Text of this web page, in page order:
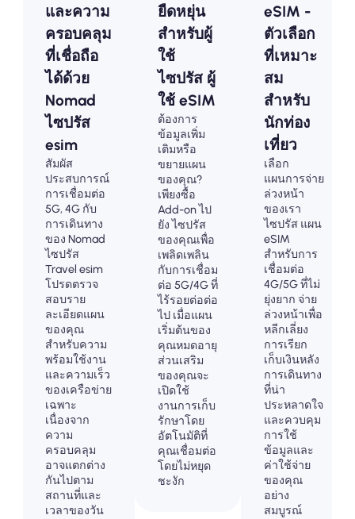
และความ
ครอบคลุม
ที่เชื่อถือ
ได้ด้วย
Nomad
ไซปรัส
esim
สัมผัส
ประสบการณ์
การเชื่อมต่อ
5G, 4G กับ
การเดินทาง
ของ Nomad
ไซปรัส
Travel esim
โปรดตรวจ
สอบราย
ละเอียดแผน
ของคุณ
สำหรับความ
พร้อมใช้งาน
และความเร็ว
ของเครือข่าย
เฉพาะ
เนื่องจาก
ความ
ครอบคลุม
อาจแตกต่าง
กันไปตาม
สถานที่และ
เวลาของวัน
ยืดหยุ่น
สำหรับผู้
ใช้
ไซปรัส ผู้
ใช้ eSIM
ต้องการ
ข้อมูลเพิ่ม
เติมหรือ
ขยายแผน
ของคุณ?
เพียงซื้อ
Add-on ไป
ยัง ไซปรัส
ของคุณเพื่อ
เพลิดเพลิน
กับการเชื่อม
ต่อ 5G/4G ที่
ไร้รอยต่อต่อ
ไป เมื่อแผน
เริ่มต้นของ
คุณหมดอายุ
ส่วนเสริม
ของคุณจะ
เปิดใช้
งานการเก็บ
รักษาโดย
อัตโนมัติที่
คุณเชื่อมต่อ
โดยไม่หยุด
ชะงัก
eSIM -
ตัวเลือก
ที่เหมาะ
สม
สำหรับ
นักท่อง
เที่ยว
เลือก
แผนการจ่าย
ล่วงหน้า
ของเรา
ไซปรัส แผน
eSIM
สำหรับการ
เชื่อมต่อ
4G/5G ที่ไม่
ยุ่งยาก จ่าย
ล่วงหน้าเพื่อ
หลีกเลี่ยง
การเรียก
เก็บเงินหลัง
การเดินทาง
ที่น่า
ประหลาดใจ
และควบคุม
การใช้
ข้อมูลและ
ค่าใช้จ่าย
ของคุณ
อย่าง
สมบูรณ์